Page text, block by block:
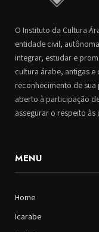
O Instituto da Cultura
entidade civil,
integrar, estudar e
cultura árabe, antigas
reconhecimento de sua
aberto à participação
assegurar o respeito às
MENU
Home
Icarabe